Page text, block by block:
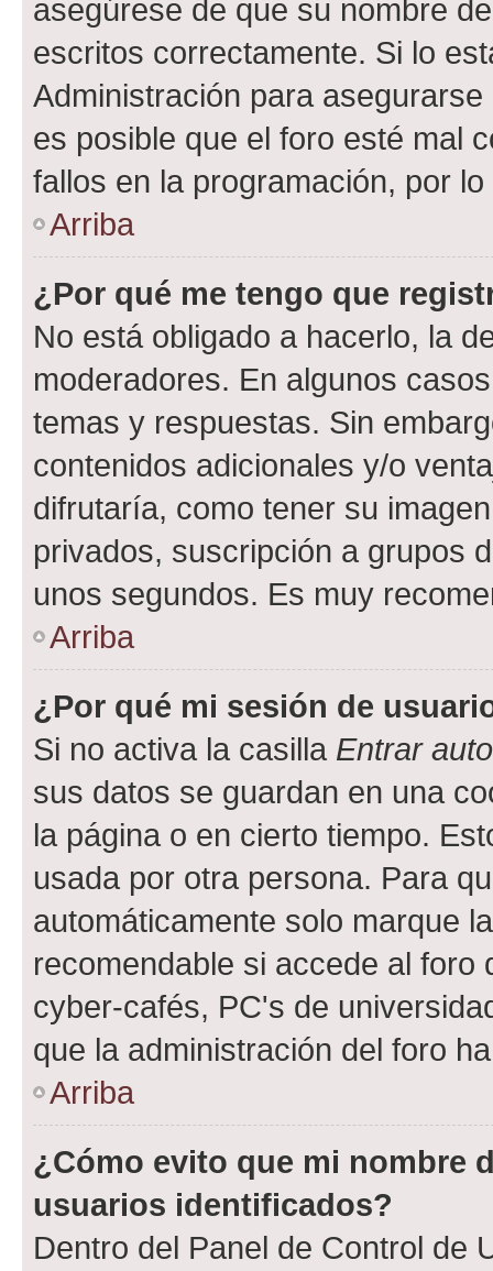
asegúrese de que su nombre
escritos correctamente. Si lo
Administración para
es posible que el foro esté mal
fallos en la programación, por
Arriba
¿Por qué me tengo que
No está obligado a hacerlo, la
moderadores. En algunos
temas y respuestas. Sin
contenidos adicionales y/o
difrutaría, como tener su
privados, suscripción a grupos
unos segundos. Es muy
Arriba
¿Por qué mi sesión de
Si no activa la casilla Entrar
sus datos se guardan en una
la página o en cierto tiempo.
usada por otra persona. Para
automáticamente solo marque
recomendable si accede al foro
cyber-cafés, PC's de
que la administración del foro
Arriba
¿Cómo evito que mi nombre
usuarios identificados?
Dentro del Panel de Control de